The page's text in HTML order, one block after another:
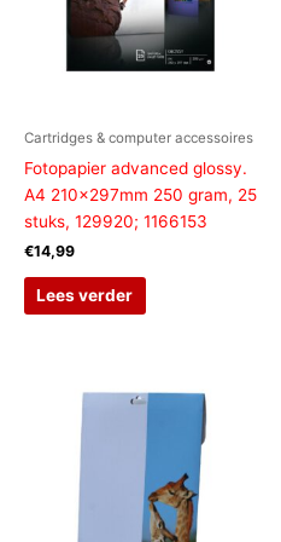
Cartridges & computer accessoires
Fotopapier advanced glossy.
A4 210x297mm 250 gram, 25
stuks, 129920; 1166153
€14,99
Lees verder